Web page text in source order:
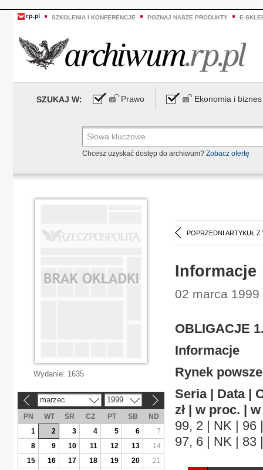
SZKOLENIA I KONFERENCJE POZNAJ NASZE PRODUKTY E-
SZUKAJ W: Prawo Ekonomia i biznes
Chcesz uzyskać dostęp do archiwum? Zobacz ofertę
POPRZEDNI ARTYKUŁ Z
Informacje
02 marca
OBLIGACJE
Informacje
Rynek
Seria | Data |
zł | w proc. |
99, 2 | NK | 96
97, 6 | NK | 83
Wydanie: 1635
marzec 1999
PN WT ŚR CZ PT SB
ND
1
2 3 4 5 6
7
8
9 10 11 12 13
14
15
16 17 18 19 20
21